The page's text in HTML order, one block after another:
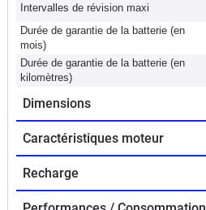
Intervalles de révision maxi
Durée de garantie de la batterie (en
mois)
Durée de garantie de la batterie (en
kilomètres)
Dimensions
Caractéristiques moteur
Recharge